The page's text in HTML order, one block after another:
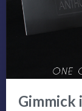
Gimmick